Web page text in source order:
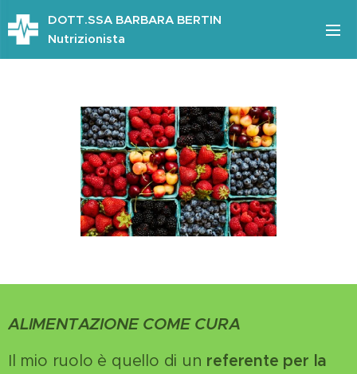
DOTT.SSA BARBARA BERTIN
Nutrizionista
ALIMENTAZIONE COME CURA
Il mio ruolo è quello di un referente per la